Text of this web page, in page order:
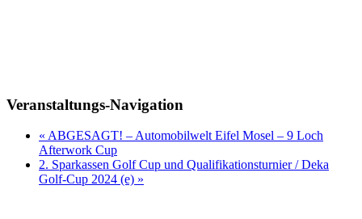
Veranstaltungs-Navigation
« ABGESAGT! – Automobilwelt Eifel Mosel – 9 Loch
Afterwork Cup
2. Sparkassen Golf Cup und Qualifikationsturnier / Deka
Golf-Cup 2024 (e) »